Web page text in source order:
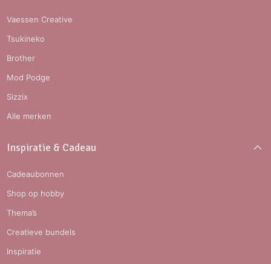
Vaessen Creative
Tsukineko
Brother
Mod Podge
Sizzix
Alle merken
Inspiratie & Cadeau
Cadeaubonnen
Shop op hobby
Thema’s
Creatieve bundels
Inspiratie